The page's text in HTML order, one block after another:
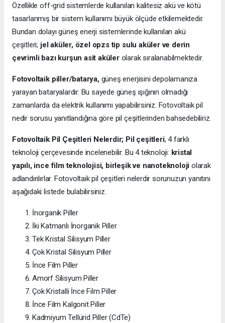
Özellikle off-grid sistemlerde kullanılan kalitesiz akü ve kötü
tasarlanmış bir sistem kullanımı büyük ölçüde etkilemektedir.
Bundan dolayı güneş enerji sistemlerinde kullanılan akü
çeşitleri; jel aküler, özel opzs tip sulu aküler ve derin
çevrimli bazı kurşun asit akülerolarak sıralanabilmektedir.
Fotovoltaik piller/batarya,güneş enerjisini depolamanıza
yarayan bataryalardır. Bu sayede güneş ışığının olmadığı
zamanlarda da elektrik kullanımı yapabilirsiniz. Fotovoltaik pil
nedir sorusu yanıtlandığına göre pil çeşitlerinden bahsedebiliriz.
Fotovoltaik Pil Çeşitleri Nelerdir; Pil çeşitleri, 4 farklı
teknoloji çerçevesinde incelenebilir. Bu 4 teknoloji: kristal
yapılı, ince film teknolojisi, birleşik ve nanoteknoloji olarak
adlandırılırlar. Fotovoltaik pil çeşitleri nelerdir sorunuzun yanıtını
aşağıdaki listede bulabilirsiniz.
İnorganik Piller
İki Katmanlı İnorganik Piller
Tek Kristal Silisyum Piller
Çok Kristal Silisyum Piller
İnce Film Piller
Amorf Silisyum Piller
Çok Kristalli İnce Film Piller
İnce Film Kalgonit Piller
Kadmiyum Tellürid Piller (CdTe)